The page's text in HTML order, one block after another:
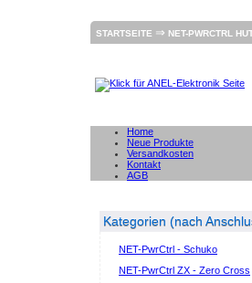
STARTSEITE ⇒ NET-PWRCTRL
Home
Neue Produkte
Versandkosten
Kontakt
AGB
Kategorien (nach
NET-PwrCtrl - Schuko
NET-PwrCtrl ZX - Zero Cross